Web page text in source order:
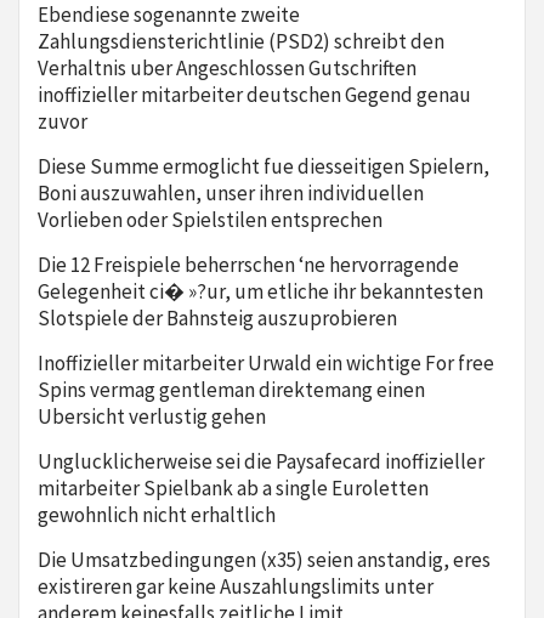
Ebendiese sogenannte zweite
Zahlungsdiensterichtlinie (PSD2) schreibt den
Verhaltnis uber Angeschlossen Gutschriften
inoffizieller mitarbeiter deutschen Gegend genau
zuvor
Diese Summe ermoglicht fue diesseitigen Spielern,
Boni auszuwahlen, unser ihren individuellen
Vorlieben oder Spielstilen entsprechen
Die 12 Freispiele beherrschen ‘ne hervorragende
Gelegenheit ci� »?ur, um etliche ihr bekanntesten
Slotspiele der Bahnsteig auszuprobieren
Inoffizieller mitarbeiter Urwald ein wichtige For free
Spins vermag gentleman direktemang einen
Ubersicht verlustig gehen
Unglucklicherweise sei die Paysafecard inoffizieller
mitarbeiter Spielbank ab a single Euroletten
gewohnlich nicht erhaltlich
Die Umsatzbedingungen (x35) seien anstandig, eres
existireren gar keine Auszahlungslimits unter